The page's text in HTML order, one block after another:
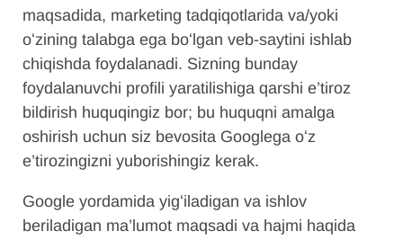
maqsadida, marketing tadqiqotlarida va/yoki
oʻzining talabga ega boʻlgan veb-saytini ishlab
chiqishda foydalanadi. Sizning bunday
foydalanuvchi profili yaratilishiga qarshi e’tiroz
bildirish huquqingiz bor; bu huquqni amalga
oshirish uchun siz bevosita Googlega oʻz
e’tirozingizni yuborishingiz kerak.
Google yordamida yigʻiladigan va ishlov
beriladigan ma’lumot maqsadi va hajmi haqida